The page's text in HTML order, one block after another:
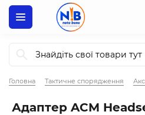
Головна Тактичне спорядження
Адаптер ACM